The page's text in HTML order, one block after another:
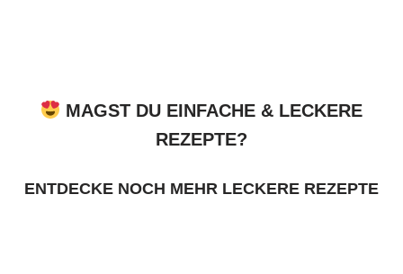
MAGST DU EINFACHE & LECKERE
REZEPTE?
ENTDECKE NOCH MEHR LECKERE REZEPTE